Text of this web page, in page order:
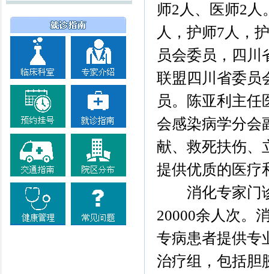
师2人、医师2
人，护师7人，
员会委员，四
联盟四川省委员
员。陈亚利主
会感染病学分会
献、救死扶伤、
提供优质的医疗
消化专家门诊
20000余人次。
专病患者提供专
治疗组，包括胆